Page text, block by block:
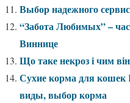
Выбор надежного
“Забота Любимых” –
Виннице
Що таке некроз і чим
Сухие корма для кошек
виды, выбор корма